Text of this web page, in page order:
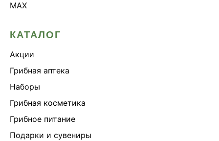
MAX
КАТАЛОГ
Акции
Грибная аптека
Наборы
Грибная косметика
Грибное питание
Подарки и сувениры